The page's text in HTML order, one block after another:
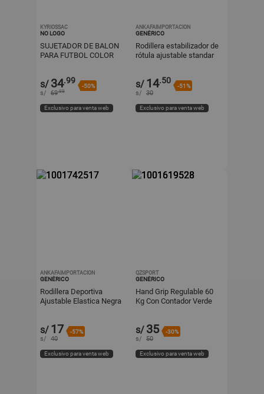
KYRIOSSAC
NO LOGO
SUJETADOR DE BALON
PARA FUTBOL COLOR
s/ 34.99
-50%
s/ 69.99
Exclusivo para venta web
ANKAFAIMPORTACION
GENÉRICO
Rodillera estabilizador de
rótula ajustable standar
s/ 14.50
-51%
s/ 30
Exclusivo para venta web
ANKAFAIMPORTACION
GENÉRICO
Rodillera Deportiva
Ajustable Elastica Negra
s/ 17 -57%
s/ 40
Exclusivo para venta web
QZSPORT
GENÉRICO
Hand Grip Regulable 60
Kg Con Contador Verde
s/ 35 -30%
s/ 50
Exclusivo para venta web